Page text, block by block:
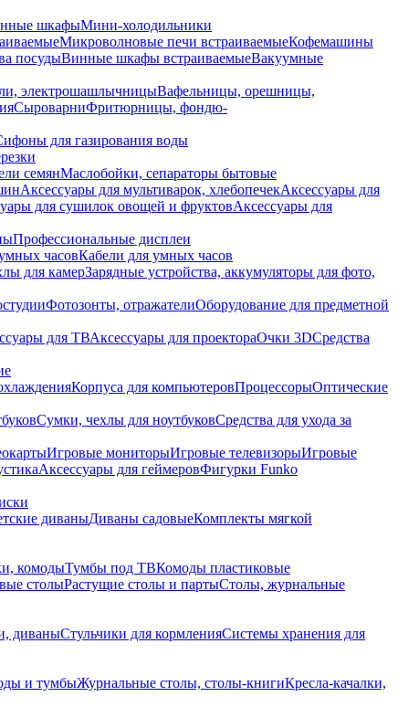
шкафыМини-холодильники
Микроволновые печи встраиваемыеКофемашины
посудыВинные шкафы встраиваемыеВакуумные
электрошашлычницыВафельницы, орешницы,
СыроварниФритюрницы, фондю-
для газирования воды
семянМаслобойки, сепараторы бытовые
Аксессуары для мультиварок, хлебопечекАксессуары для
для сушилок овощей и фруктовАксессуары для
Профессиональные дисплеи
часовКабели для умных часов
для камерЗарядные устройства, аккумуляторы для фото,
Фотозонты, отражателиОборудование для предметной
для ТВАксессуары для проектораОчки 3DСредства
Корпуса для компьютеровПроцессорыОптические
Сумки, чехлы для ноутбуковСредства для ухода за
Игровые мониторыИгровые телевизорыИгровые
Аксессуары для геймеровФигурки Funko
диваныДиваны садовыеКомплекты мягкой
комодыТумбы под ТВКомоды пластиковые
столыРастущие столы и партыСтолы, журнальные
диваныСтульчики для кормленияСистемы хранения для
и тумбыЖурнальные столы, столы-книгиКресла-качалки,